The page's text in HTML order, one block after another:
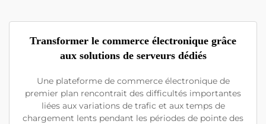
Transformer le commerce électronique grâce
aux solutions de serveurs dédiés
Une plateforme de commerce électronique de
premier plan rencontrait des difficultés importantes
liées aux variations de trafic et aux temps de
chargement lents pendant les périodes de pointe des